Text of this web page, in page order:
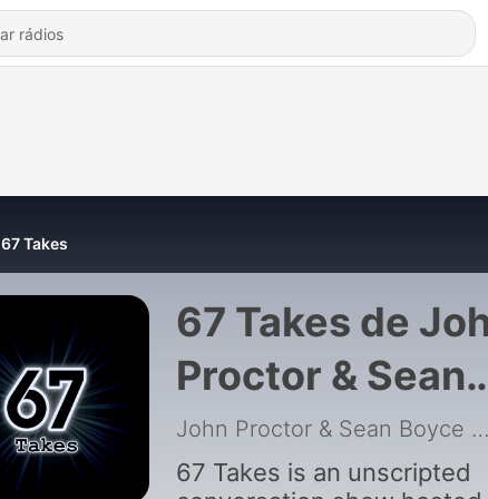
67 Takes
67 Takes de
Proctor & Sean
Boyce
John Proctor & Sean Boyce |
67 Takes is an unscripted